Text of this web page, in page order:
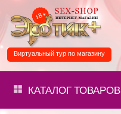
Виртуальный тур по магазину
КАТАЛОГТОВАРОВ